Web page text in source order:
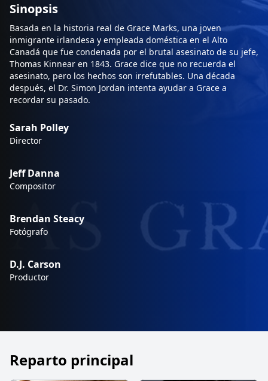
Sinopsis
Basada en la historia real de Grace Marks, una joven
inmigrante irlandesa y empleada doméstica en el Alto
Canadá que fue condenada por el brutal asesinato de su jefe,
Thomas Kinnear en 1843. Grace dice que no recuerda el
asesinato, pero los hechos son irrefutables. Una década
después, el Dr. Simon Jordan intenta ayudar a Grace a
recordar su pasado.
Sarah Polley
Director
Jeff Danna
Compositor
Brendan Steacy
Fotógrafo
D.J. Carson
Productor
Reparto principal